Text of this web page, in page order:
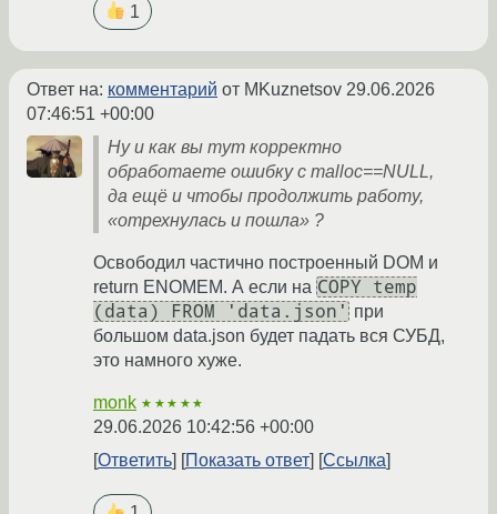
1
Ответ на: комментарий от MKuznetsov 29.06.2026
07:46:51 +00:00
Ну и как вы тут корректно
обработаете ошибку с malloc==NULL,
да ещё и чтобы продолжить работу,
«отрехнулась и пошла» ?
Освободил частично построенный DOM и
return ENOMEM. А если на COPY temp
(data) FROM 'data.json' при
большом data.json будет падать вся СУБД,
это намного хуже.
monk ★★★★★
29.06.2026 10:42:56 +00:00
Ответить
Показать ответ Ссылка